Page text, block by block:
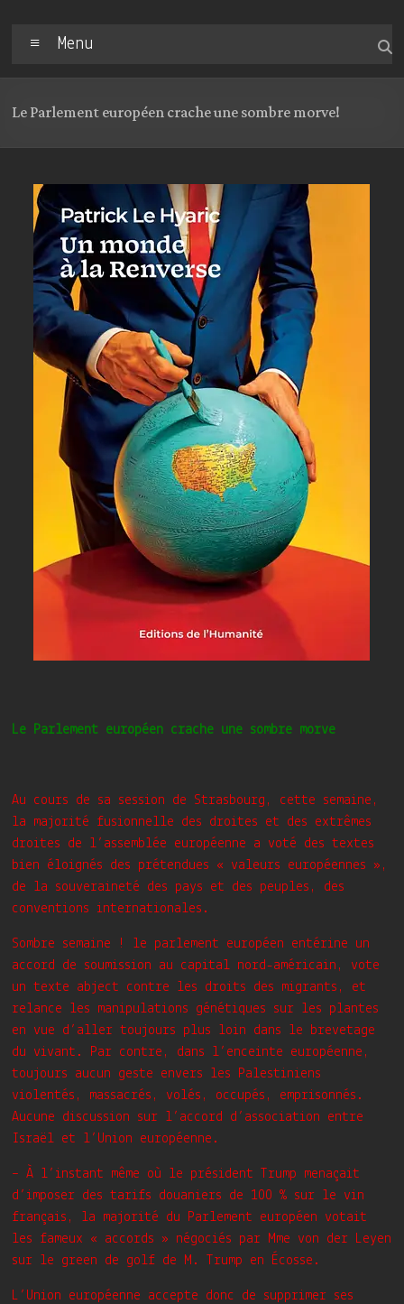
Menu
Le Parlement européen crache une sombre morve!
Le Parlement européen crache une sombre morve
Au cours de sa session de Strasbourg, cette semaine,
la majorité fusionnelle des droites et des extrêmes
droites de l’assemblée européenne a voté des textes
bien éloignés des prétendues « valeurs européennes »,
de la souveraineté des pays et des peuples, des
conventions internationales.
Sombre semaine ! le parlement européen entérine un
accord de soumission au capital nord-américain, vote
un texte abject contre les droits des migrants, et
relance les manipulations génétiques sur les plantes
en vue d’aller toujours plus loin dans le brevetage
du vivant. Par contre, dans l’enceinte européenne,
toujours aucun geste envers les Palestiniens
violentés, massacrés, volés, occupés, emprisonnés.
Aucune discussion sur l’accord d’association entre
Israël et l’Union européenne.
– À l’instant même où le président Trump menaçait
d’imposer des tarifs douaniers de 100 % sur le vin
français, la majorité du Parlement européen votait
les fameux « accords » négociés par Mme von der Leyen
sur le green de golf de M. Trump en Écosse.
L’Union européenne accepte donc de supprimer ses